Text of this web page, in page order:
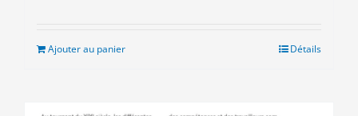
est :
Ajouter au panier Détails